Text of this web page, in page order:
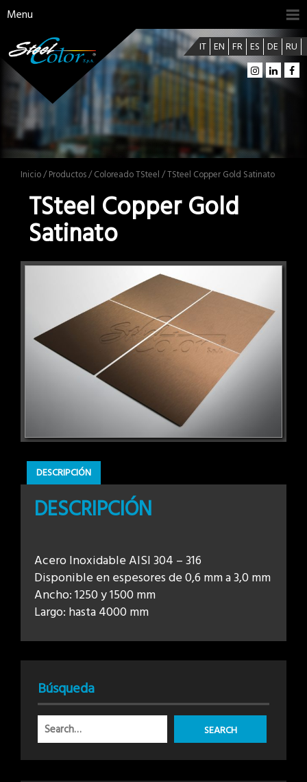
Menu
IT EN FR ES DE RU
Inicio/Productos/Coloreado TSteel / TSteel Copper Gold Satinato
TSteel Copper Gold
Satinato
DESCRIPCIÓN
DESCRIPCIÓN
Acero Inoxidable AISI 304 – 316
Disponible en espesores de 0,6 mm a 3,0 mm
Ancho: 1250 y 1500 mm
Largo: hasta 4000 mm
Búsqueda